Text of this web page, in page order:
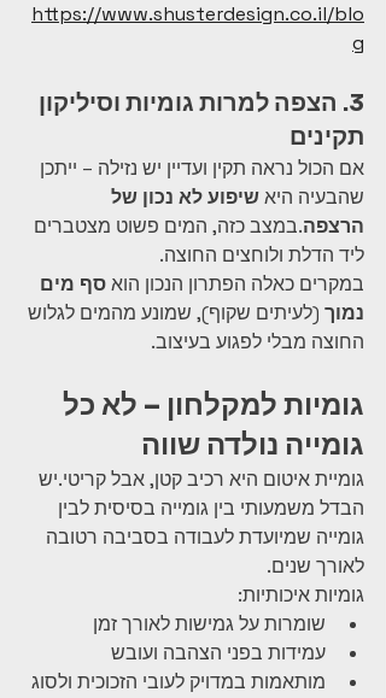
https://www.shusterdesign.co.il/blo
g
3. הצפה למרות גומיות וסיליקון
תקינים
אם הכול נראה תקין ועדיין יש נזילה – ייתכן
שהבעיה היא שיפוע לא נכון של
הרצפה.במצב כזה, המים פשוט מצטברים
ליד הדלת ולוחצים החוצה.
במקרים כאלה הפתרון הנכון הוא סף מים
נמוך (לעיתים שקוף), שמונע מהמים לגלוש
החוצה מבלי לפגוע בעיצוב.
גומיות למקלחון – לא כל
גומייה נולדה שווה
גומיית איטום היא רכיב קטן, אבל קריטי.יש
הבדל משמעותי בין גומייה בסיסית לבין
גומייה שמיועדת לעבודה בסביבה רטובה
לאורך שנים.
גומיות איכותיות:
שומרות על גמישות לאורך זמן
עמידות בפני הצהבה ועובש
מותאמות במדויק לעובי הזכוכית ולסוג